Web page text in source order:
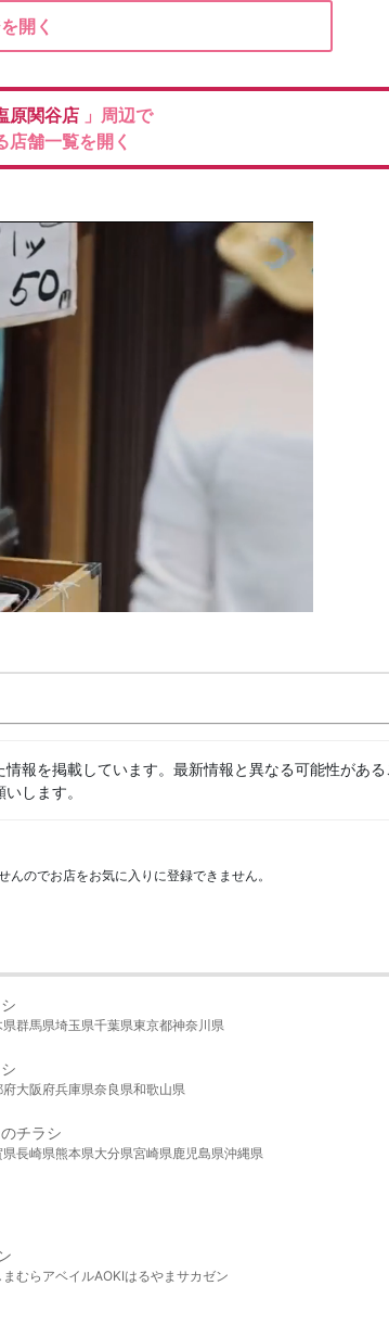
開く
原関谷店 」周辺で
店舗一覧を開く
報を掲載しています。最新情報と異なる可能性があ
します。
のでお店をお気に入りに登録できません。
県群馬県埼玉県千葉県東京都神奈川県
府大阪府兵庫県奈良県和歌山県
チラシ
県長崎県熊本県大分県宮崎県鹿児島県沖縄県
まむら アベイルAOKIはるやま サカゼン